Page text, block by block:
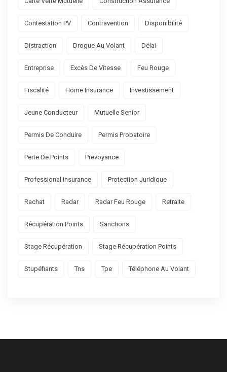
Contestation PV Contravention Disponibilité
Distraction Drogue Au Volant Délai
Entreprise Excès De Vitesse Feu Rouge
Fiscalité Home Insurance Investissement
Jeune Conducteur Mutuelle Senior
Permis De Conduire Permis Probatoire
Perte De Points Prevoyance
Professional Insurance Protection Juridique
Rachat Radar Radar Feu Rouge Retraite
Récupération Points Sanctions
Stage Récupération Stage Récupération Points
Stupéfiants Tns Tpe Téléphone Au Volant